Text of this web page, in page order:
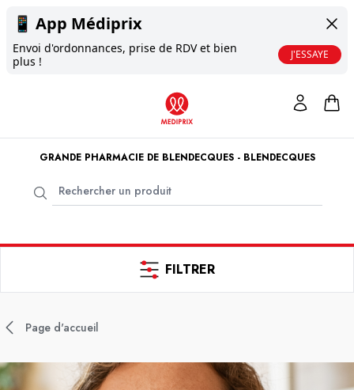
📱 App Médiprix
Envoi d'ordonnances, prise de RDV et bien
plus !
J'ESSAYE
GRANDE PHARMACIE DE BLENDECQUES - BLENDECQUES
FILTRER
Page d'accueil